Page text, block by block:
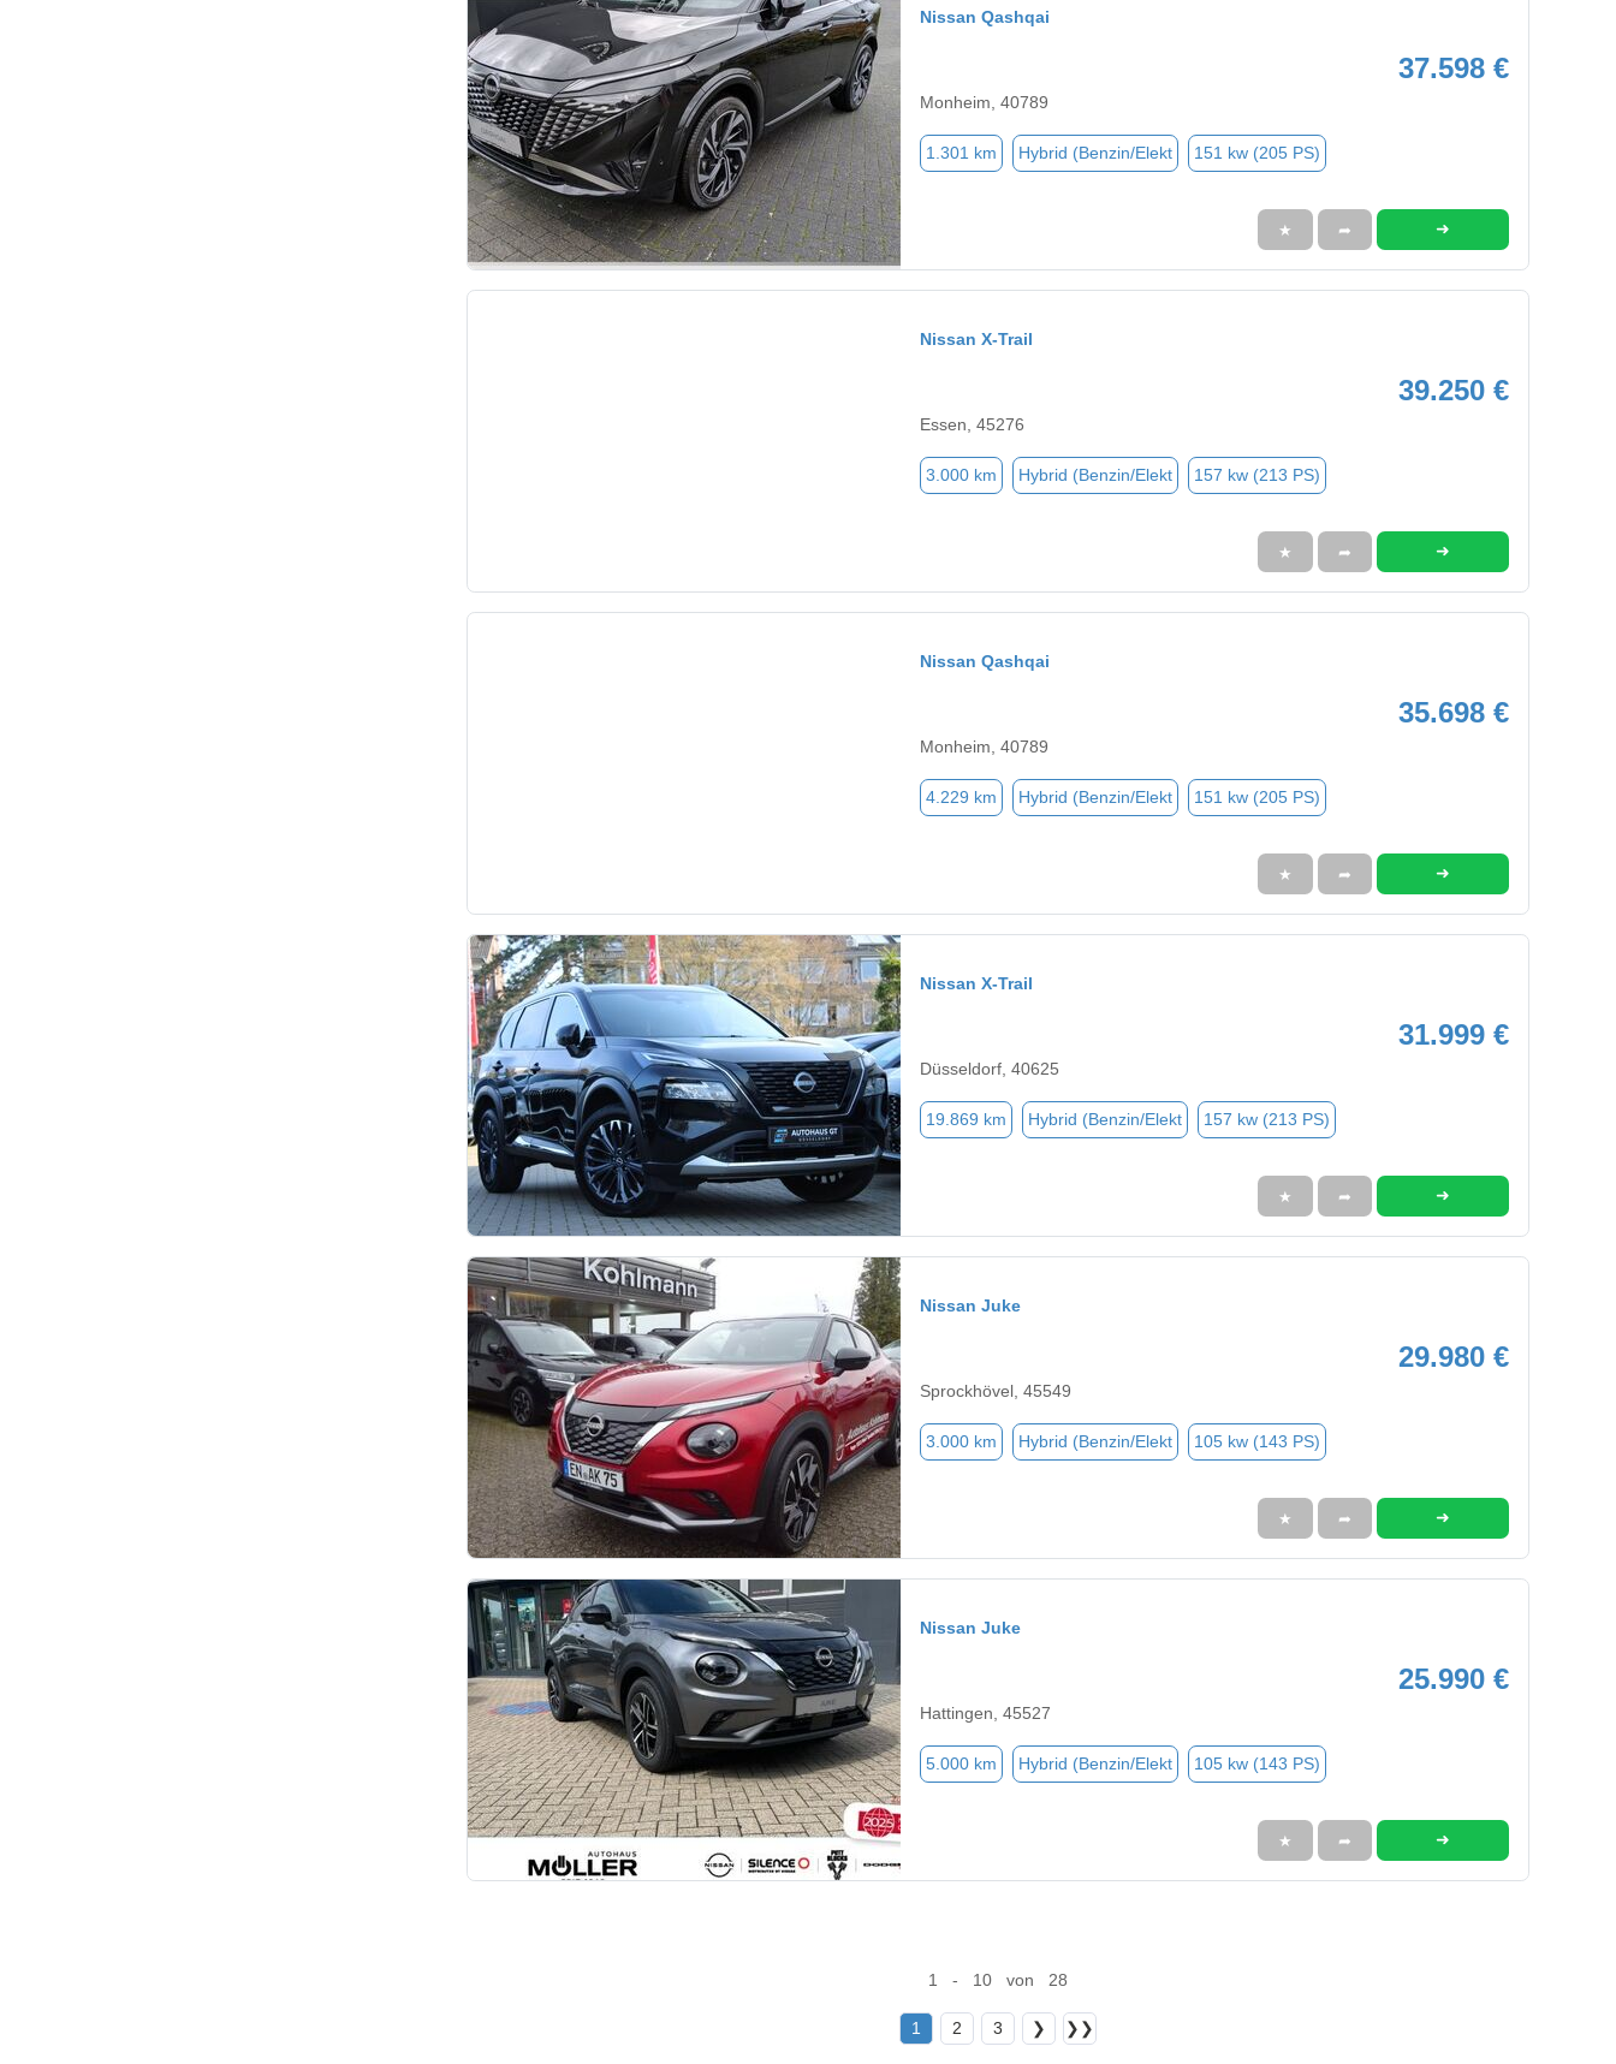
Nissan Qashqai
37.598 €
Monheim, 40789
1.301 km Hybrid (Benzin/Elekt 151 kw (205 PS)
★ ➦ ➜
Nissan X-Trail
39.250 €
Essen, 45276
3.000 km Hybrid (Benzin/Elekt 157 kw (213 PS)
★ ➦ ➜
Nissan Qashqai
35.698 €
Monheim, 40789
4.229 km Hybrid (Benzin/Elekt 151 kw (205 PS)
★ ➦ ➜
Nissan X-Trail
31.999 €
Düsseldorf, 40625
19.869 km Hybrid (Benzin/Elekt 157 kw (213 PS)
★ ➦ ➜
Nissan Juke
29.980 €
Sprockhövel, 45549
3.000 km Hybrid (Benzin/Elekt 105 kw (143 PS)
★ ➦ ➜
Nissan Juke
25.990 €
Hattingen, 45527
5.000 km Hybrid (Benzin/Elekt 105 kw (143 PS)
★ ➦ ➜
1 - 10 von 28
1 2 3 ❯ ❯❯